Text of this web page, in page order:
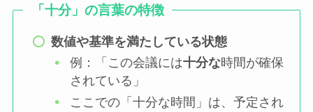
「十分」の言葉の特徴
数値や基準を満たしている状態
例：「この会議には十分な時間が確保
されている」
ここでの「十分な時間」は、予定され